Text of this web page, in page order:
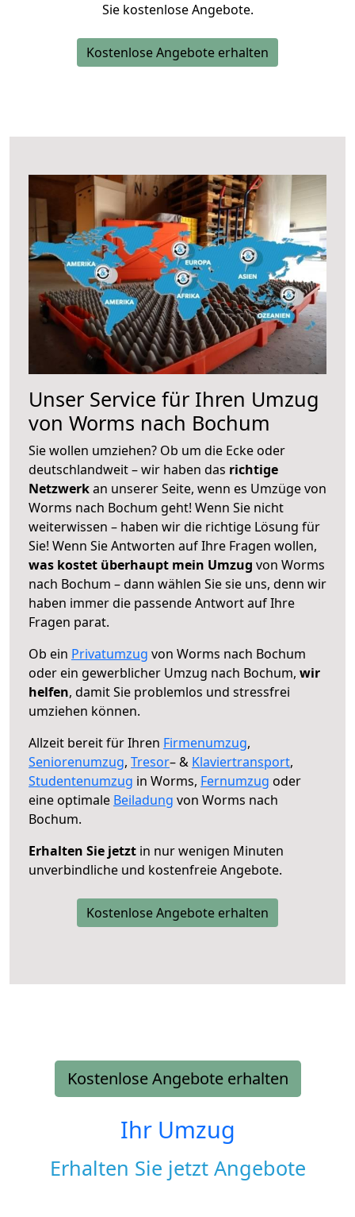
Sie kostenlose Angebote.
Kostenlose Angebote erhalten
Unser Service für Ihren Umzug
von Worms nach Bochum
Sie wollen umziehen? Ob um die Ecke oder
deutschlandweit – wir haben das richtige
Netzwerkan unserer Seite, wenn es Umzüge von
Worms nach Bochum geht! Wenn Sie nicht
weiterwissen – haben wir die richtige Lösung für
Sie! Wenn Sie Antworten auf Ihre Fragen wollen,
was kostet überhaupt mein Umzug von Worms
nach Bochum – dann wählen Sie sie uns, denn wir
haben immer die passende Antwort auf Ihre
Fragen parat.
Ob ein Privatumzug von Worms nach Bochum
oder ein gewerblicher Umzug nach Bochum, wir
helfen, damit Sie problemlos und stressfrei
umziehen können.
Allzeit bereit für Ihren Firmenumzug,
Seniorenumzug, Tresor– & Klaviertransport,
Studentenumzug in Worms, Fernumzug oder
eine optimale Beiladung von Worms nach
Bochum.
Erhalten Sie jetzt in nur wenigen Minuten
unverbindliche und kostenfreie Angebote.
Kostenlose Angebote erhalten
Kostenlose Angebote erhalten
Ihr Umzug
Erhalten Sie jetzt Angebote